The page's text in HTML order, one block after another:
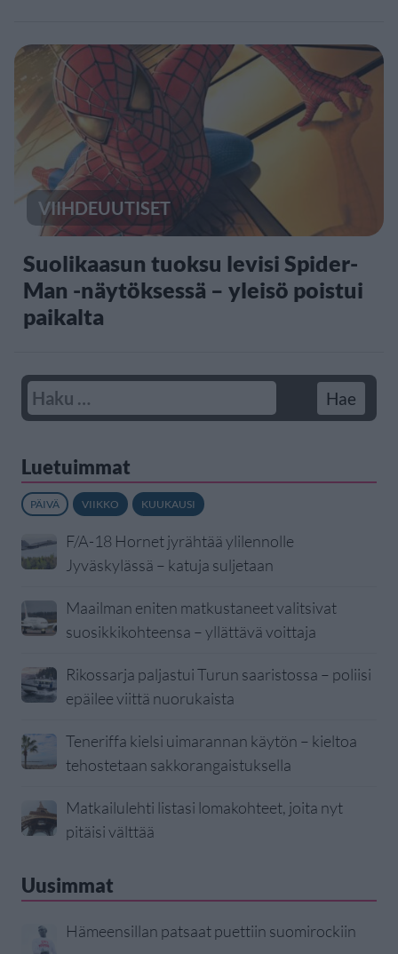
VIIHDEUUTISET
Suolikaasun tuoksu levisi Spider-
Man -näytöksessä – yleisö poistui
paikalta
Luetuimmat
PÄIVÄ VIIKKO KUUKAUSI
F/A-18 Hornet jyrähtää ylilennolle
Jyväskylässä – katuja suljetaan
Maailman eniten matkustaneet valitsivat
suosikkikohteensa – yllättävä voittaja
Rikossarja paljastui Turun saaristossa – poliisi
epäilee viittä nuorukaista
Teneriffa kielsi uimarannan käytön – kieltoa
tehostetaan sakkorangaistuksella
Matkailulehti listasi lomakohteet, joita nyt
pitäisi välttää
Uusimmat
Hämeensillan patsaat puettiin suomirockiin